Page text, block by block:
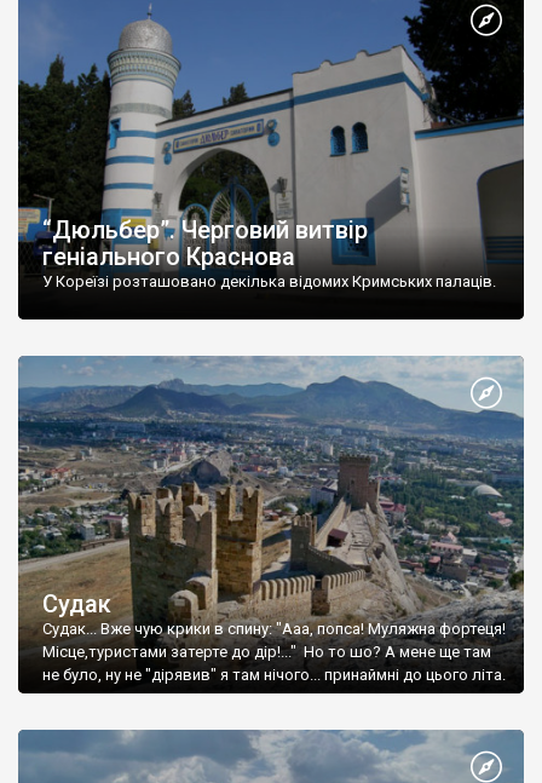
“Дюльбер”. Черговий витвір
геніального Краснова
У Кореїзі розташовано декілька відомих Кримських палаців.
Судак
Судак... Вже чую крики в спину: "Ааа, попса! Муляжна фортеця!
Місце,туристами затерте до дір!..." Но то шо? А мене ще там
не було, ну не "дірявив" я там нічого... принаймні до цього літа.